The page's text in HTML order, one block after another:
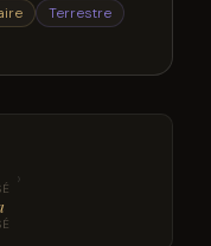
Terrestre
›